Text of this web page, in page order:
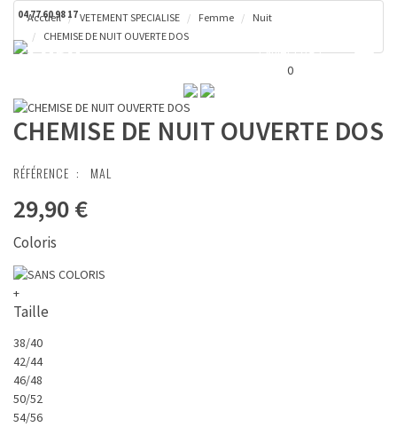
04 77 60 98 17
Panier ( 0 € )
0
Accueil VETEMENT SPECIALISE Femme
Nuit
CHEMISE DE NUIT OUVERTE DOS
CHEMISE DE NUIT OUVERTE DOS
RÉFÉRENCE : MAL
29,90 €
Coloris
+
Taille
38/40
42/44
46/48
50/52
54/56